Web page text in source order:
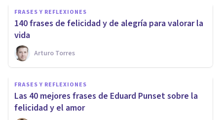
FRASES Y REFLEXIONES
140 frases de felicidad y de alegría para valorar la
vida
Arturo Torres
FRASES Y REFLEXIONES
Las 40 mejores frases de Eduard Punset sobre la
felicidad y el amor